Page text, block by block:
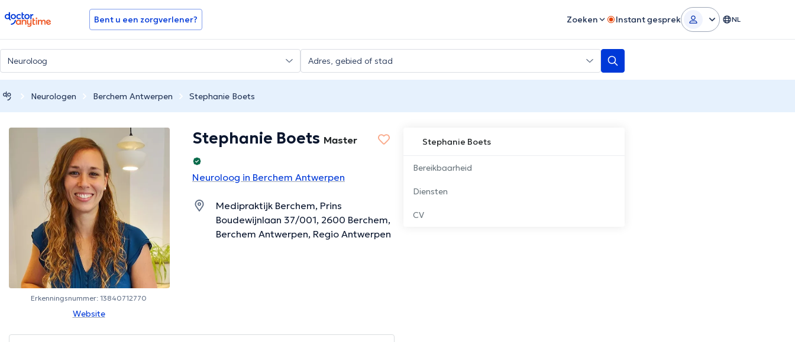
doctoranytime Bent u een zorgverlener? Zoeken Instant gesprek NL
Neurologen Berchem Antwerpen Stephanie Boets
Stephanie Boets
Bereikbaarheid
Diensten
CV
Erkenningsnummer: 13840712770
Website
Stephanie Boets Master
Neuroloog in Berchem Antwerpen
Medipraktijk Berchem, Prins
Boudewijnlaan 37/001, 2600 Berchem,
Berchem Antwerpen, Regio Antwerpen